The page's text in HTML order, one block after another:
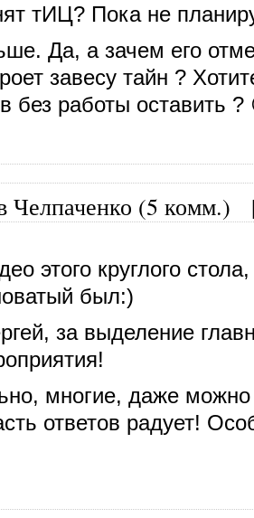
тИЦ? Пока не
Да, а зачем его
завесу тайн ?
без работы оставить ?
Челпаченко (5 комм.)
этого круглого
был:)
за выделение
многие, даже можно
ответов радует!